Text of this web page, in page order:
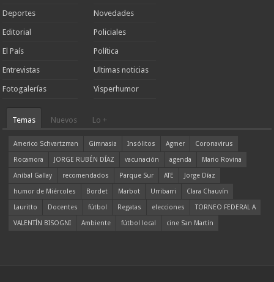
Deportes
Editorial
El País
Entrevistas
Fotogalerías
Novedades
Policiales
Política
Ultimas noticias
Visperhumor
Temas Nuevos Lo +
Americo Schvartzman Gimnasia Insólitos Agmer
Coronavirus
Rocamora
JORGE RUBÉN DÍAZ vacunación agenda
Mario Rovina
Aníbal Gallay
recomendados Parque Sur ATE
Jorge Díaz
humor de Miércoles
Bordet Marbot Urribarri
Clara Chauvín
Lauritto
Docentes fútbol Regatas elecciones
TORNEO FEDERAL A
VALENTÍN BISOGNI
Ambiente fútbol local cine San Martín